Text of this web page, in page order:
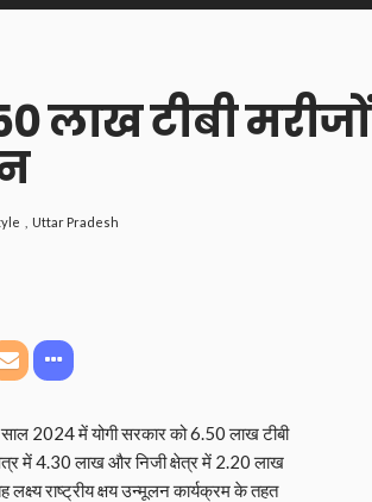
लाख टीबी मरीजों
Uttar Pradesh
2024 में योगी सरकार को 6.50 लाख टीबी
में 4.30 लाख और निजी क्षेत्र में 2.20 लाख
लक्ष्य राष्ट्रीय क्षय उन्मूलन कार्यक्रम के तहत